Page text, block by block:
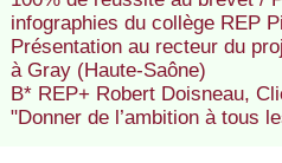
infographies du collège REP
Présentation au recteur du
à Gray (Haute-Saône)
B* REP+ Robert Doisneau,
"Donner de l’ambition à tous